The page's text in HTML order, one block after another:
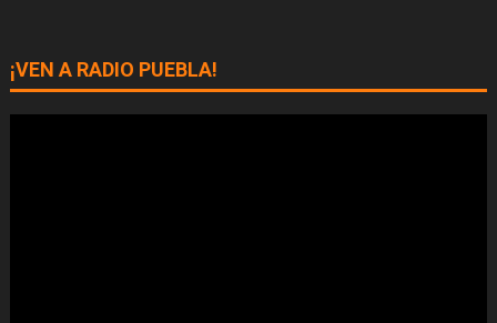
¡VEN A RADIO PUEBLA!